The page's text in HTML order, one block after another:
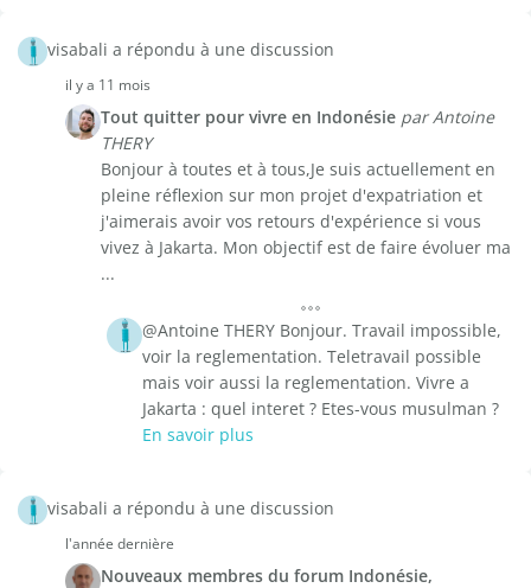
visabali a répondu à une discussion
il y a 11 mois
Tout quitter pour vivre en Indonésie par Antoine
THERY
Bonjour à toutes et à tous,Je suis actuellement en
pleine réflexion sur mon projet d'expatriation et
j'aimerais avoir vos retours d'expérience si vous
vivez à Jakarta. Mon objectif est de faire évoluer ma
...
@Antoine THERY Bonjour. Travail impossible,
voir la reglementation. Teletravail possible
mais voir aussi la reglementation. Vivre a
Jakarta : quel interet ? Etes-vous musulman ?
En savoir plus
visabali a répondu à une discussion
l'année dernière
Nouveaux membres du forum Indonésie,